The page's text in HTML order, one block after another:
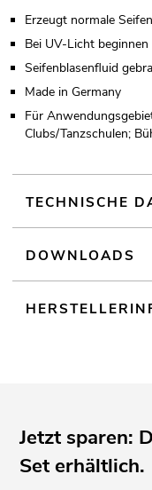
Erzeugt normale
Bei UV-Licht
Seifenblasenfluid
Made in Germany
Für
Clubs/Tanzschulen;
TECHNISCHE
DOWNLOADS
Jetzt sparen:
Set erhältlich.